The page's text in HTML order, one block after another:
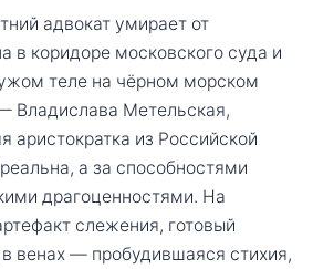
адвокат умирает от
в коридоре московского суда и
теле на чёрном морском
Владислава Метельская,
аристократка из Российской
а за способностями
драгоценностями. На
слежения, готовый
венах — пробудившаяся стихия,